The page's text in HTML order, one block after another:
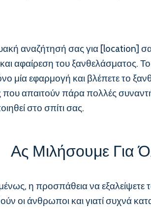
αναζήτησή σας για [location]
αφαίρεση του ξανθελάσματος.
μία εφαρμογή και βλέπετε το
που απαιτούν πάρα πολλές
στο σπίτι σας.
Ας Μιλήσουμε Για
η προσπάθεια να εξαλείψετε
οι άνθρωποι και γιατί συχνά